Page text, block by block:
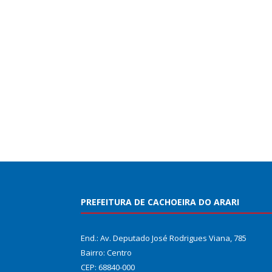
PREFEITURA DE CACHOEIRA DO ARARI
End.: Av. Deputado José Rodrigues Viana, 785
Bairro: Centro
CEP: 68840-000